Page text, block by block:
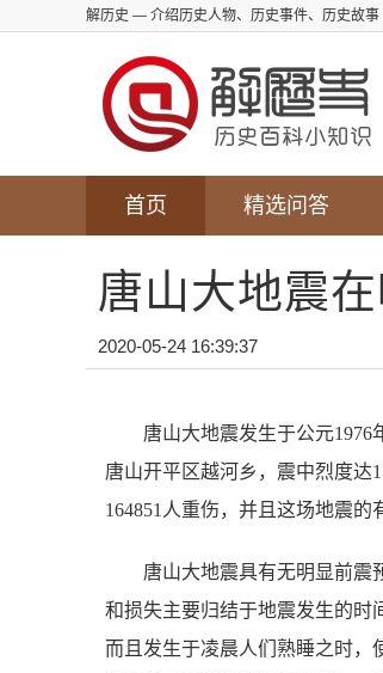
解历史 — 介绍历史人物、历史事件、历史故事
首页 精选问答
唐山大地震
2020-05-24 16:39:37
唐山大地震发生于公元1976
唐山开平区越河乡，震中烈度达
164851人重伤，并且这场地震的
唐山大地震具有无明显前震
和损失主要归结于地震发生的时
而且发生于凌晨人们熟睡之时，